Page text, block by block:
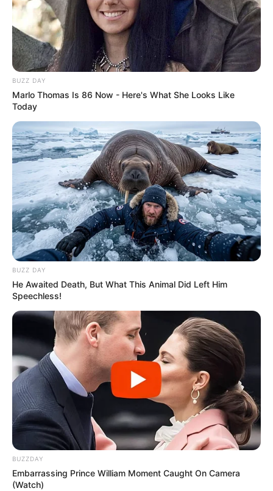
BUZZ DAY
Marlo Thomas Is 86 Now - Here's What She Looks Like
Today
BUZZ DAY
He Awaited Death, But What This Animal Did Left Him
Speechless!
BUZZDAY
Embarrassing Prince William Moment Caught On Camera
(Watch)